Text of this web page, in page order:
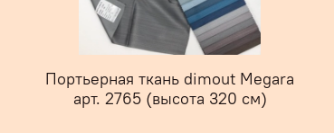
Портьерная ткань dimout Megara
арт. 2765 (высота 320 см)